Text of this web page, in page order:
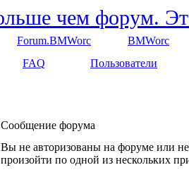
Forum.BMWorc
BMWorc
FAQ Пользователи
Сообщение форума
Вы не авторизованы на форуме или
произойти по одной из нескольких